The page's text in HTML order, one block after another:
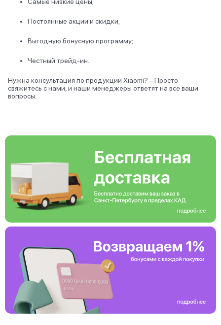
Постоянные акции и скидки;
Выгодную бонусную программу;
Честный трейд-ин.
Нужна консультация по продукции Xiaomi? – Просто
свяжитесь с нами, и наши менеджеры ответят на все ваши
вопросы.